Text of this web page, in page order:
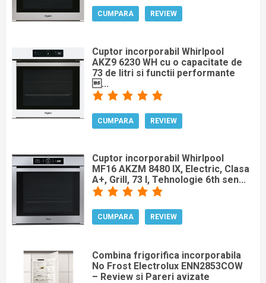
CUMPARA REVIEW
Cuptor incorporabil Whirlpool
AKZ9 6230 WH cu o capacitate de
73 de litri si functii performante
...
CUMPARA REVIEW
Cuptor incorporabil Whirlpool
MF16 AKZM 8480 IX, Electric, Clasa
A+, Grill, 73 l, Tehnologie 6th sen...
CUMPARA REVIEW
Combina frigorifica incorporabila
No Frost Electrolux ENN2853COW
– Review si Pareri avizate